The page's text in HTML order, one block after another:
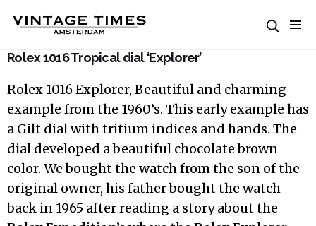
Rolex 1016 Tropical dial ‘Explorer’
Rolex 1016 Explorer, Beautiful and charming
example from the 1960’s. This early example has
a Gilt dial with tritium indices and hands. The
dial developed a beautiful chocolate brown
color. We bought the watch from the son of the
original owner, his father bought the watch
back in 1965 after reading a story about the